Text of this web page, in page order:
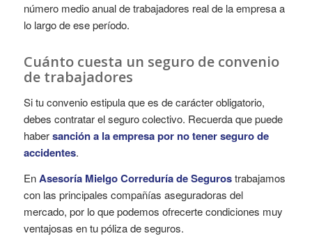
número medio anual de trabajadores real de la empresa a
lo largo de ese período.
Cuánto cuesta un seguro de convenio
de trabajadores
Si tu convenio estipula que es de carácter obligatorio,
debes contratar el seguro colectivo. Recuerda que puede
habersanción a la empresa por no tener seguro de
accidentes.
EnAsesoría Mielgo Correduría de Segurostrabajamos
con las principales compañías aseguradoras del
mercado, por lo que podemos ofrecerte condiciones muy
ventajosas en tu póliza de seguros.